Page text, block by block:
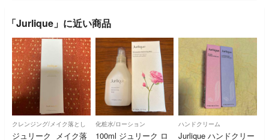
「Jurlique」に近い商品
クレンジング/メイク落とし
ジュリーク メイク落
化粧水/ローション
100ml ジュリーク ロ
ハンドクリーム
Jurlique ハンドクリー